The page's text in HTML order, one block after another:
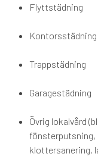
Flyttstädning
Kontorsstädning
Trappstädning
Garagestädning
Övrig lokalvård
klottersanering,